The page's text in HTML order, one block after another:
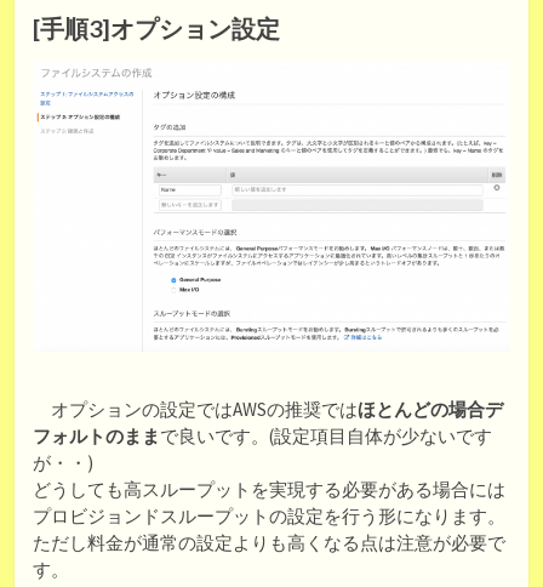
[手順3]オプション設定
オプションの設定ではAWSの推奨ではほとんどの場合デ
フォルトのままで良いです。(設定項目自体が少ないです
が・・)
どうしても高スループットを実現する必要がある場合には
プロビジョンドスループットの設定を行う形になります。
ただし料金が通常の設定よりも高くなる点は注意が必要で
す。